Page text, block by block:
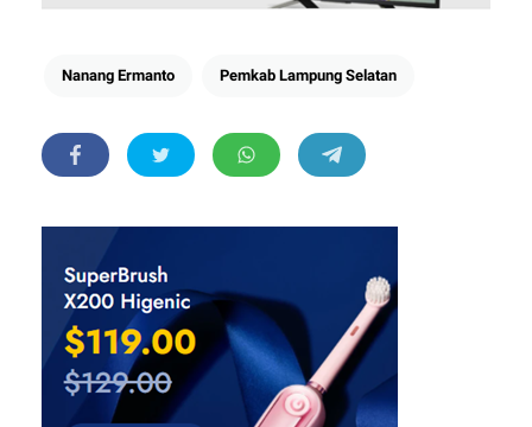
Nanang Ermanto Pemkab Lampung Selatan